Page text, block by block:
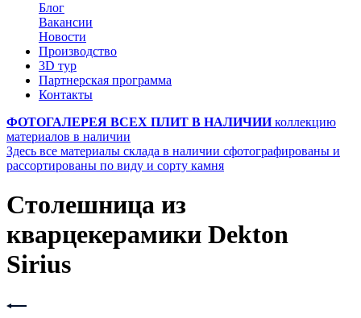
Блог
Вакансии
Новости
Производство
3D тур
Партнерская программа
Контакты
ФОТОГАЛЕРЕЯ ВСЕХ ПЛИТ В НАЛИЧИИ коллекцию
материалов в наличии
Здесь все материалы склада в наличии сфотографированы и
рассортированы по виду и сорту камня
Столешница из
кварцекерамики Dekton
Sirius